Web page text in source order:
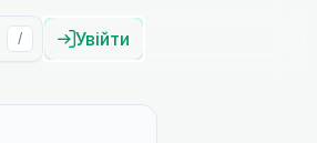
/ Увійти